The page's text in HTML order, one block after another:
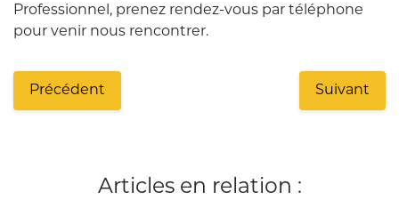
Professionnel, prenez rendez-vous par téléphone
pour venir nous rencontrer.
Précédent Suivant
Articles en relation :